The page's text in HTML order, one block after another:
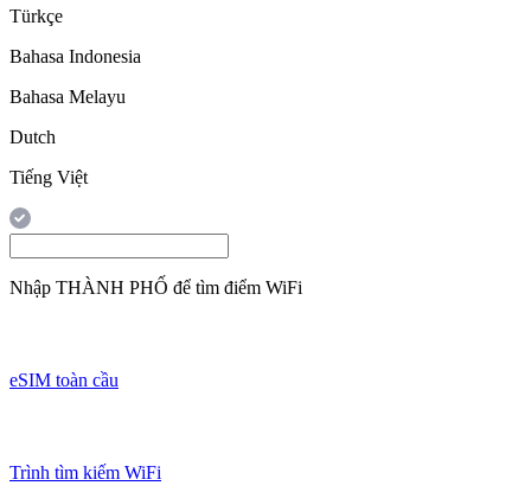
Türkçe
Bahasa Indonesia
Bahasa Melayu
Dutch
Tiếng Việt
Nhập THÀNH PHỐ để tìm điểm WiFi
eSIM toàn cầu
Trình tìm kiếm WiFi